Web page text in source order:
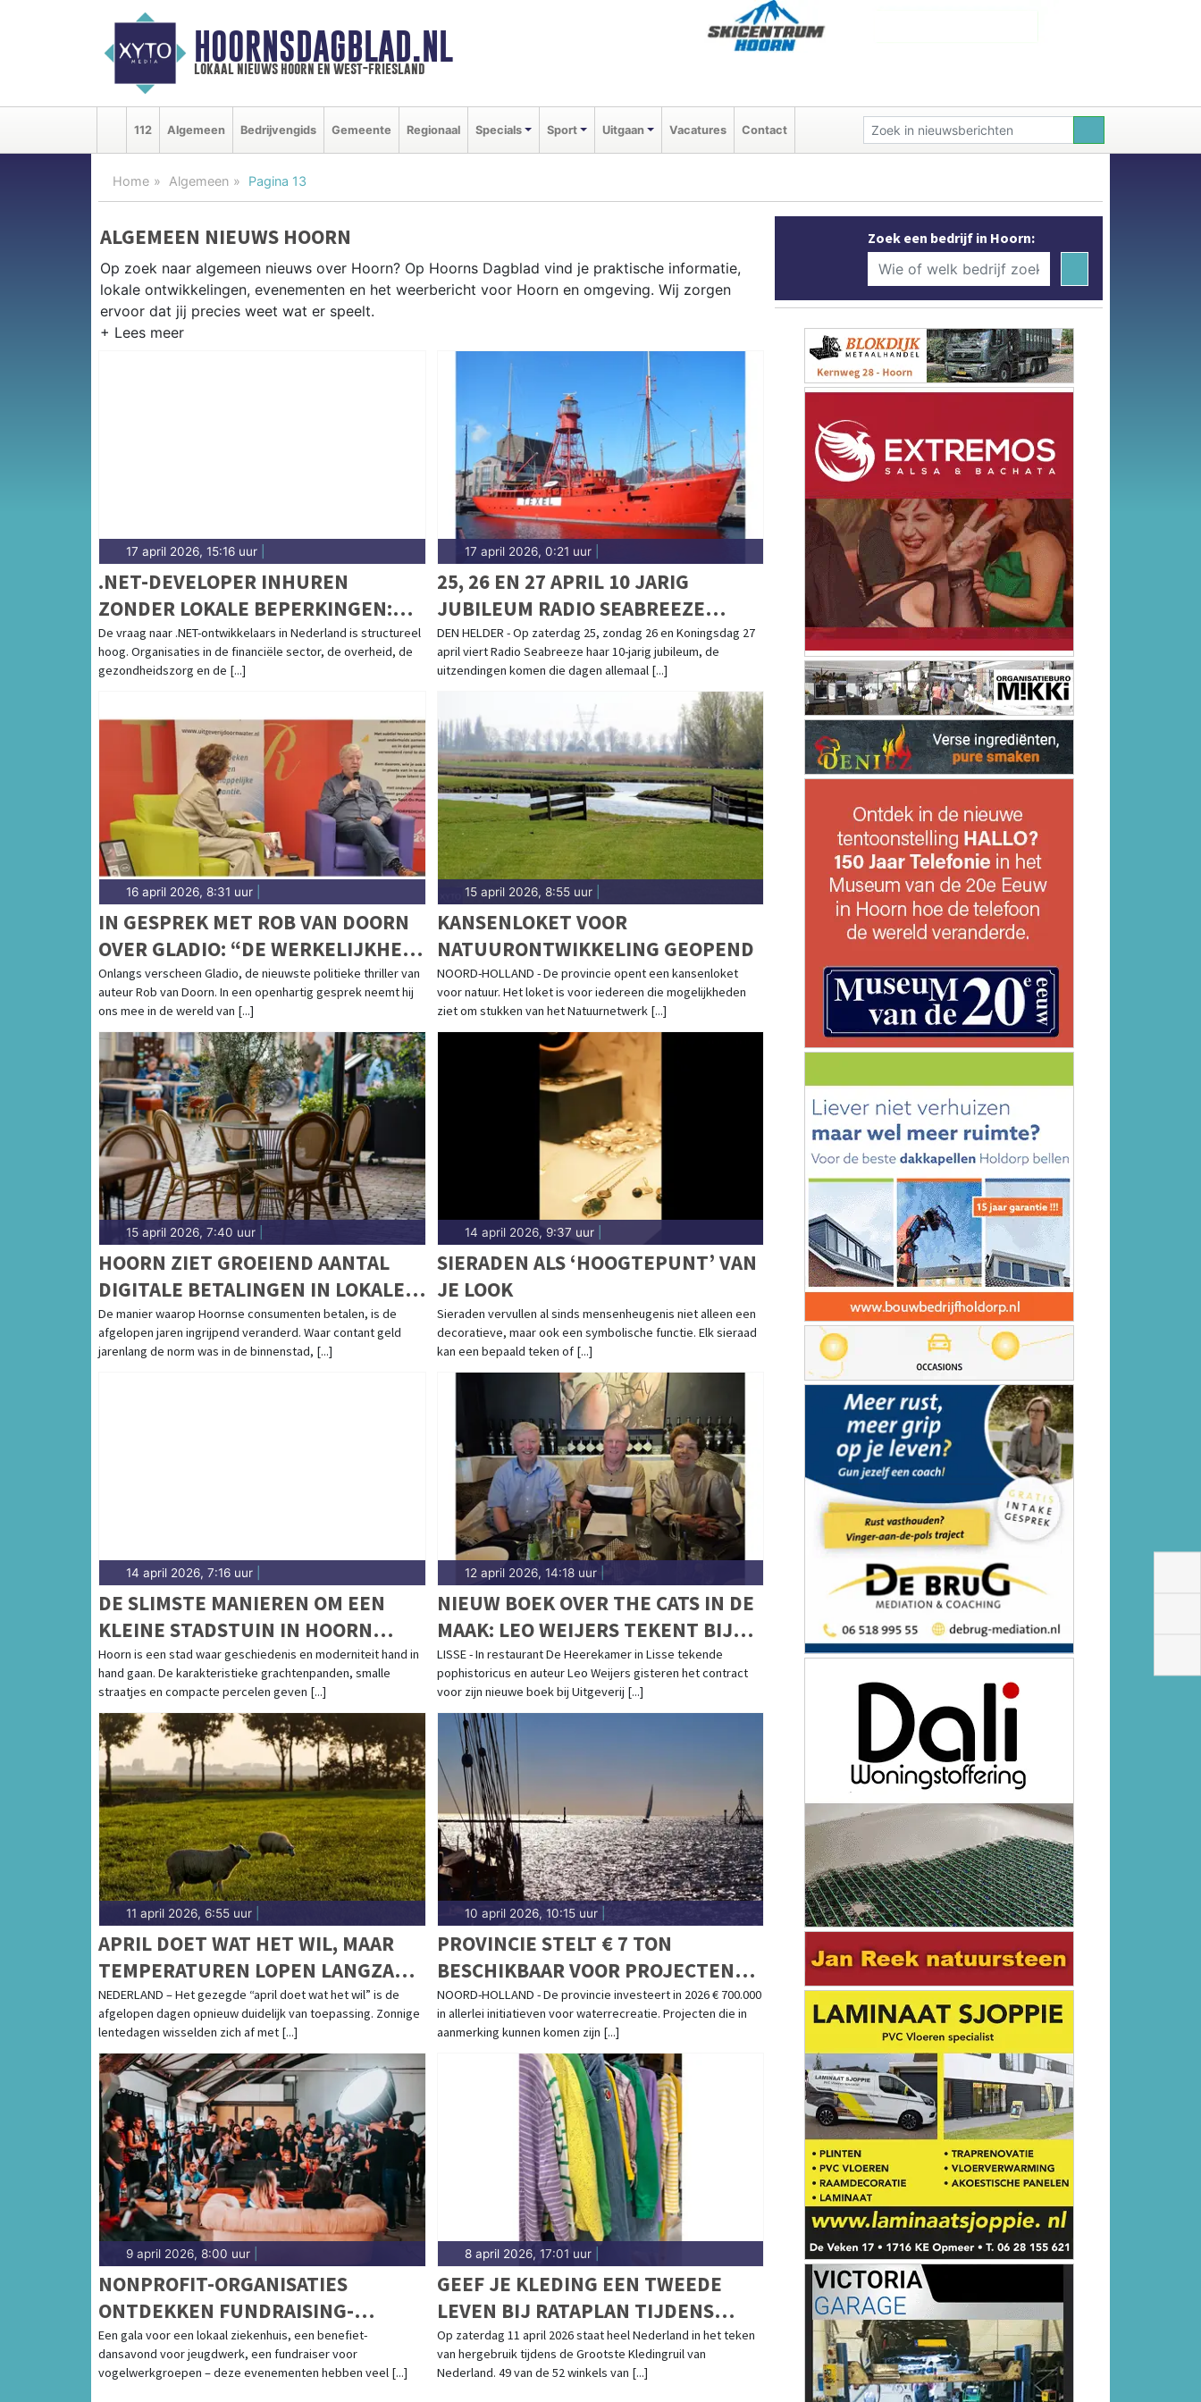
HOORNSDAGBLAD.NL
lokaal nieuws hoorn en west-friesland
112 Algemeen Bedrijvengids Gemeente Regionaal Specials Sport Uitgaan Vacatures Contact
Home Algemeen Pagina 13
ALGEMEEN NIEUWS HOORN
Op zoek naar algemeen nieuws over Hoorn? Op Hoorns Dagblad vind je praktische informatie,
lokale ontwikkelingen, evenementen en het weerbericht voor Hoorn en omgeving. Wij zorgen
ervoor dat jij precies weet wat er speelt.
Van werkzaamheden op de A7 en het Hoornse haven tot evenementen als de West-Friese Flora
en het weersbericht voor West-Friesland en de IJsselmeerkust.
17 april 2026, 15:16 uur
.NET-DEVELOPER INHUREN
ZONDER LOKALE BEPERKINGEN:
WAT ZIJN JE OPTIES?
De vraag naar .NET-ontwikkelaars in Nederland is structureel
hoog. Organisaties in de financiële sector, de overheid, de
gezondheidszorg en de [...]
17 april 2026, 0:21 uur|
25, 26 EN 27 APRIL 10 JARIG
JUBILEUM RADIO SEABREEZE
VANAF HET LICHTSCHIP TEXEL DEN
HELDER
DEN HELDER - Op zaterdag 25, zondag 26 en Koningsdag 27
april viert Radio Seabreeze haar 10-jarig jubileum, de
uitzendingen komen die dagen allemaal [...]
16 april 2026, 8:31 uur
IN GESPREK MET ROB VAN DOORN
OVER GLADIO: “DE WERKELIJKHEID
IS VAAK HARDER DAN FICTIE”
Onlangs verscheen Gladio, de nieuwste politieke thriller van
auteur Rob van Doorn. In een openhartig gesprek neemt hij
ons mee in de wereld van [...]
15 april 2026, 8:55 uur|
KANSENLOKET VOOR
NATUURONTWIKKELING GEOPEND
NOORD-HOLLAND - De provincie opent een kansenloket
voor natuur. Het loket is voor iedereen die mogelijkheden
ziet om stukken van het Natuurnetwerk [...]
15 april 2026, 7:40 uur
HOORN ZIET GROEIEND AANTAL
DIGITALE BETALINGEN IN LOKALE
HORECA
De manier waarop Hoornse consumenten betalen, is de
afgelopen jaren ingrijpend veranderd. Waar contant geld
jarenlang de norm was in de binnenstad, [...]
14 april 2026, 9:37 uur|
SIERADEN ALS ‘HOOGTEPUNT’ VAN
JE LOOK
Sieraden vervullen al sinds mensenheugenis niet alleen een
decoratieve, maar ook een symbolische functie. Elk sieraad
kan een bepaald teken of [...]
14 april 2026, 7:16 uur
DE SLIMSTE MANIEREN OM EEN
KLEINE STADSTUIN IN HOORN
MAXIMAAL TE BENUTTEN
Hoorn is een stad waar geschiedenis en moderniteit hand in
hand gaan. De karakteristieke grachtenpanden, smalle
straatjes en compacte percelen geven [...]
12 april 2026, 14:18 uur|
NIEUW BOEK OVER THE CATS IN DE
MAAK: LEO WEIJERS TEKENT BIJ
UITGEVERIJ DOORNWATER
LISSE - In restaurant De Heerekamer in Lisse tekende
pophistoricus en auteur Leo Weijers gisteren het contract
voor zijn nieuwe boek bij Uitgeverij [...]
11 april 2026, 6:55 uur
APRIL DOET WAT HET WIL, MAAR
TEMPERATUREN LOPEN LANGZAAM
OP
NEDERLAND – Het gezegde “april doet wat het wil” is de
afgelopen dagen opnieuw duidelijk van toepassing. Zonnige
lentedagen wisselden zich af met [...]
10 april 2026, 10:15 uur|
PROVINCIE STELT € 7 TON
BESCHIKBAAR VOOR PROJECTEN
WATERRECREATIE
NOORD-HOLLAND - De provincie investeert in 2026 € 700.000
in allerlei initiatieven voor waterrecreatie. Projecten die in
aanmerking kunnen komen zijn [...]
9 april 2026, 8:00 uur
NONPROFIT-ORGANISATIES
ONTDEKKEN FUNDRAISING-
KRACHT VAN FOTOHOKJES
Een gala voor een lokaal ziekenhuis, een benefiet-
dansavond voor jeugdwerk, een fundraiser voor
vogelwerkgroepen – deze evenementen hebben veel [...]
8 april 2026, 17:01 uur|
GEEF JE KLEDING EEN TWEEDE
LEVEN BIJ RATAPLAN TIJDENS
LANDELIJKE KLEDINGRUILACTIE
Op zaterdag 11 april 2026 staat heel Nederland in het teken
van hergebruik tijdens de Grootste Kledingruil van
Nederland. 49 van de 52 winkels van [...]
Zoek een bedrijf in Hoorn: